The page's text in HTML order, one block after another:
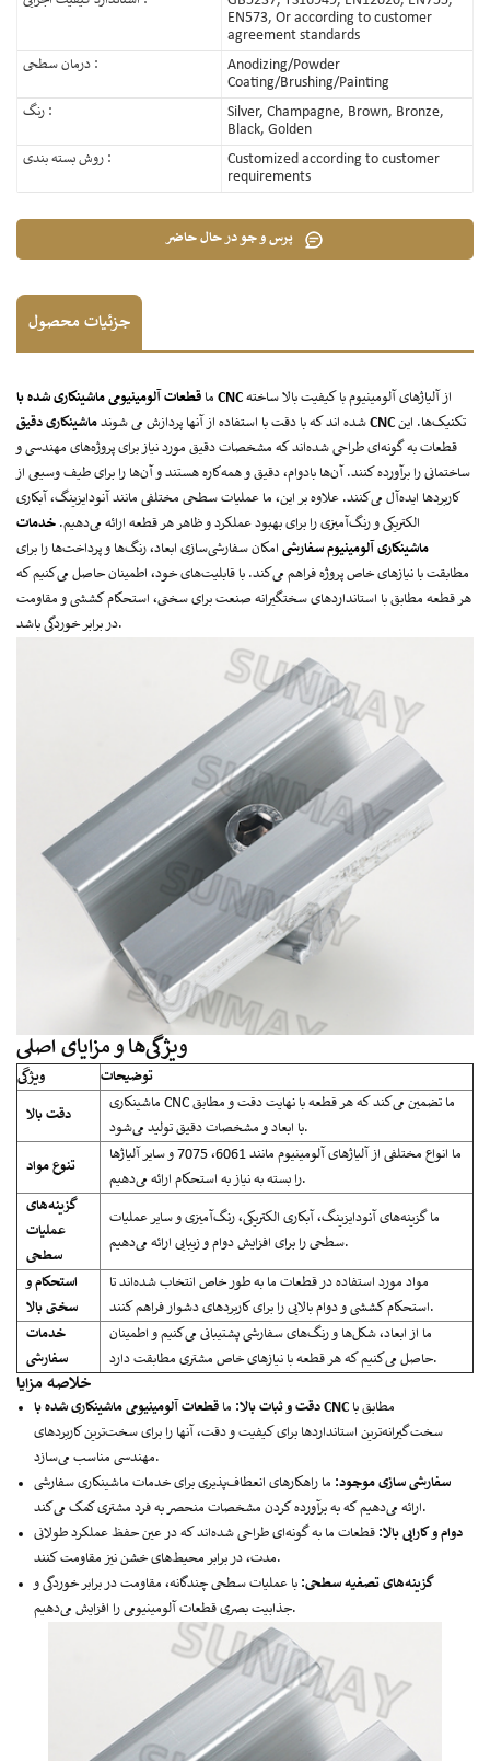
EN573, Or according to customer
agreement standards
درمان سطحی :
Anodizing/Powder
Coating/Brushing/Painting
رنگ :
Silver, Champagne, Brown, Bronze,
Black, Golden
روش بسته بندی :
Customized according to customer
requirements
جزئیات محصول
ما قطعات آلومینیومی ماشینکاری شده با CNC
شده اند که با دقت با استفاده از آنها پردازش می شوند ماشینکاری دقیق CNC
قطعات به گونه‌ای طراحی شده‌اند که مشخصات دقیق مورد نیاز برای پروژه‌های مهندسی و
ساختمانی را برآورده کنند. آن‌ها بادوام، دقیق و همه‌کاره هستند و آن‌ها را برای طیف وسیعی از
کاربردها ایده‌آل می‌کنند. علاوه بر این، ما عملیات سطحی مختلفی مانند آنودایزینگ، آبکاری
الکتریکی و رنگ‌آمیزی را برای بهبود عملکرد و ظاهر هر قطعه ارائه می‌دهیم. خدمات
ماشینکاری آلومینیوم سفارشی امکان سفارشی‌سازی ابعاد، رنگ‌ها و پرداخت‌ها را برای
مطابقت با نیازهای خاص پروژه فراهم می‌کند. با قابلیت‌های خود، اطمینان حاصل می‌کنیم که
هر قطعه مطابق با استانداردهای سختگیرانه صنعت برای سختی، استحکام کششی و مقاومت
در برابر خوردگی باشد.
ویژگی‌ها و مزایای اصلی
ویژگی توضیحات
دقت بالا
ماشینکاری CNC ما تضمین می‌کند که هر قطعه با نهایت دقت و مطابق
با ابعاد و مشخصات دقیق تولید می‌شود.
تنوع مواد
ما انواع مختلفی از آلیاژهای آلومینیوم مانند 6061، 7075 و سایر آلیاژها
را بسته به نیاز به استحکام ارائه می‌دهیم.
گزینه‌های
عملیات
سطحی
ما گزینه‌های آنودایزینگ، آبکاری الکتریکی، رنگ‌آمیزی و سایر عملیات
سطحی را برای افزایش دوام و زیبایی ارائه می‌دهیم.
استحکام و
سختی بالا
مواد مورد استفاده در قطعات ما به طور خاص انتخاب شده‌اند تا
استحکام کششی و دوام بالایی را برای کاربردهای دشوار فراهم کنند.
خدمات
سفارشی
ما از ابعاد، شکل‌ها و رنگ‌های سفارشی پشتیبانی می‌کنیم و اطمینان
حاصل می‌کنیم که هر قطعه با نیازهای خاص مشتری مطابقت دارد.
خلاصه مزایا
دقت و ثبات بالا: ما قطعات آلومینیومی ماشینکاری شده با CNC
سخت‌گیرانه‌ترین استانداردها برای کیفیت و دقت، آنها را برای سخت‌ترین کاربردهای
مهندسی مناسب می‌سازد.
سفارشی سازی موجود: ما راهکارهای انعطاف‌پذیری برای خدمات ماشینکاری سفارشی
ارائه می‌دهیم که به برآورده کردن مشخصات منحصر به فرد مشتری کمک می‌کند.
دوام و کارایی بالا: قطعات ما به گونه‌ای طراحی شده‌اند که در عین حفظ عملکرد طولانی
مدت، در برابر محیط‌های خشن نیز مقاومت کنند.
گزینه‌های تصفیه سطحی: با عملیات سطحی چندگانه، مقاومت در برابر خوردگی و
جذابیت بصری قطعات آلومینیومی را افزایش می‌دهیم.